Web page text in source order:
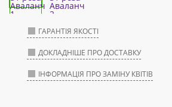
ГАРАНТІЯ ЯКОСТІ
ДОКЛАДНІШЕ ПРО ДОСТАВКУ
ІНФОРМАЦІЯ ПРО ЗАМІНУ КВІТІВ